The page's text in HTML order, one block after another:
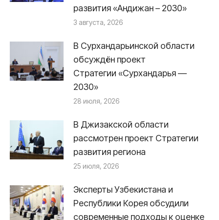
развития «Андижан – 2030»
3 августа, 2026
В Сурхандарьинской области
обсуждён проект
Стратегии «Сурхандарья —
2030»
28 июля, 2026
В Джизакской области
рассмотрен проект Стратегии
развития региона
25 июля, 2026
Эксперты Узбекистана и
Республики Корея обсудили
современные подходы к оценке